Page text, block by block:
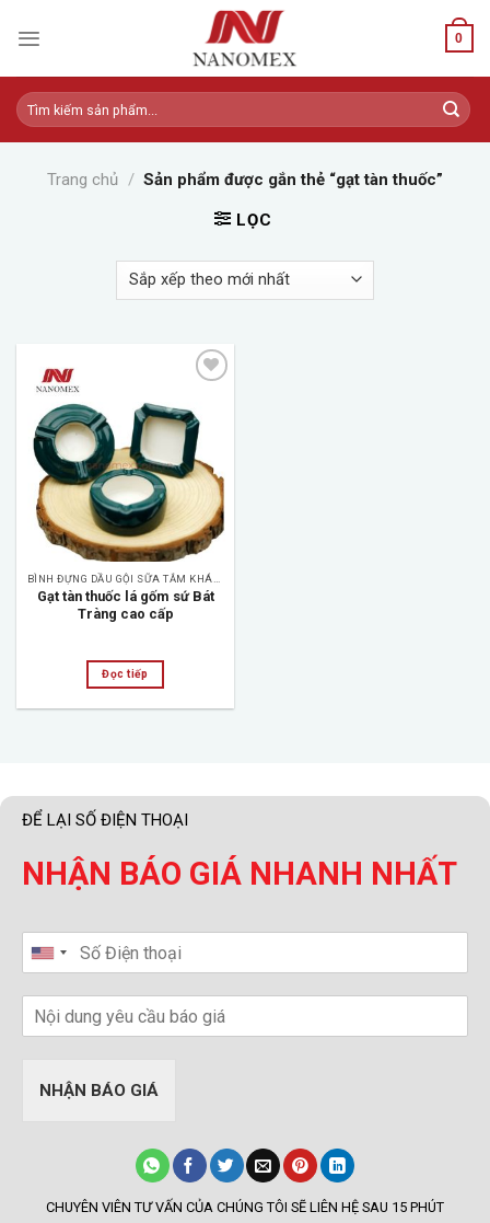
0
Tìm
kiếm:
Trang chủ / Sản phẩm được gắn thẻ “gạt tàn thuốc”
LỌC
Add to
wishlist
BÌNH ĐỰNG DẦU GỘI SỮA TẮM KHÁCH SẠN
Gạt tàn thuốc lá gốm sứ Bát
Tràng cao cấp
Đọc tiếp
ĐỂ LẠI SỐ ĐIỆN THOẠI
NHẬN BÁO GIÁ NHANH NHẤT
NHẬN BÁO GIÁ
CHUYÊN VIÊN TƯ VẤN CỦA CHÚNG TÔI SẼ LIÊN HỆ SAU 15 PHÚT